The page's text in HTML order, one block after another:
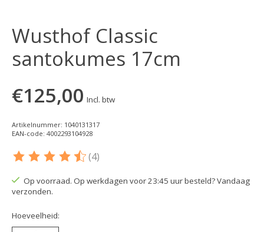
Wusthof Classic
santokumes 17cm
€125,00 Incl. btw
Artikelnummer: 1040131317
EAN-code: 4002293104928
De beoordeling van dit product is
(4)
Op voorraad. Op werkdagen voor 23:45 uur besteld? Vandaag
verzonden.
Hoeveelheid: